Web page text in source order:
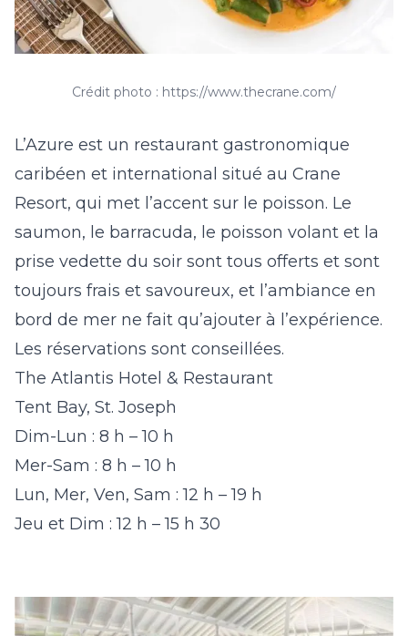
Crédit photo : https://www.thecrane.com/
L’Azure est un restaurant gastronomique
caribéen et international situé au Crane
Resort, qui met l’accent sur le poisson. Le
saumon, le barracuda, le poisson volant et la
prise vedette du soir sont tous offerts et sont
toujours frais et savoureux, et l’ambiance en
bord de mer ne fait qu’ajouter à l’expérience.
Les réservations sont conseillées.
The Atlantis Hotel & Restaurant
Tent Bay, St. Joseph
Dim-Lun : 8 h – 10 h
Mer-Sam : 8 h – 10 h
Lun, Mer, Ven, Sam : 12 h – 19 h
Jeu et Dim : 12 h – 15 h 30